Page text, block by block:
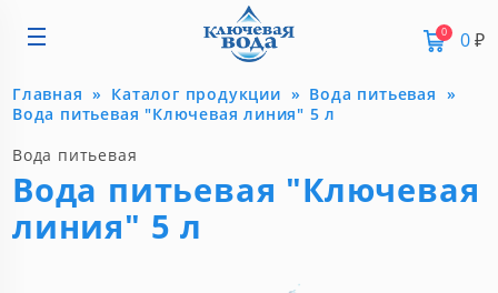
0 0₽
Главная Каталог продукции
Вода питьевая
Вода питьевая "Ключевая линия" 5 л
Вода питьевая
Вода питьевая "Ключевая
линия" 5 л